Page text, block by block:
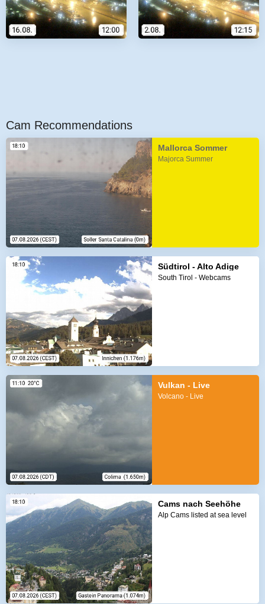
Cam Recommendations
Mallorca Sommer
Majorca Summer
Südtirol - Alto Adige
South Tirol - Webcams
Vulkan - Live
Volcano - Live
Cams nach Seehöhe
Alp Cams listed at sea level